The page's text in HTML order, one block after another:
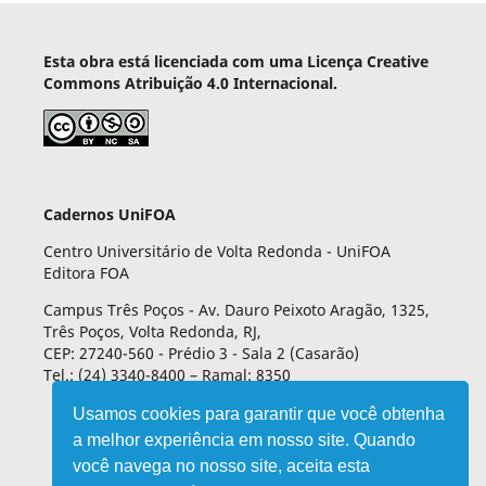
Usamos cookies para garantir que você obtenha
a melhor experiência em nosso site. Quando
você navega no nosso site, aceita esta
Esta obra está licenciada com uma Licença Creative
Commons Atribuição 4.0 Internacional.
Cadernos UniFOA
Centro Universitário de Volta Redonda - UniFOA
Editora FOA
Campus Três Poços - Av. Dauro Peixoto Aragão, 1325,
Três Poços, Volta Redonda, RJ,
CEP: 27240-560 - Prédio 3 - Sala 2 (Casarão)
Tel.: (24) 3340-8400 – Ramal: 8350